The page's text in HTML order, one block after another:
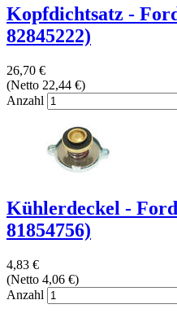
Kopfdichtsatz -
82845222)
26,70 €
(Netto 22,44 €)
Anzahl
Kühlerdeckel -
81854756)
4,83 €
(Netto 4,06 €)
Anzahl